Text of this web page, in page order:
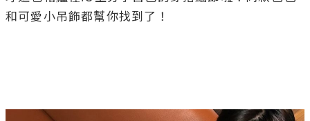
和可愛小吊飾都幫你找到了！